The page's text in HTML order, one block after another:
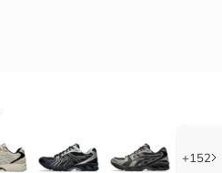
+152